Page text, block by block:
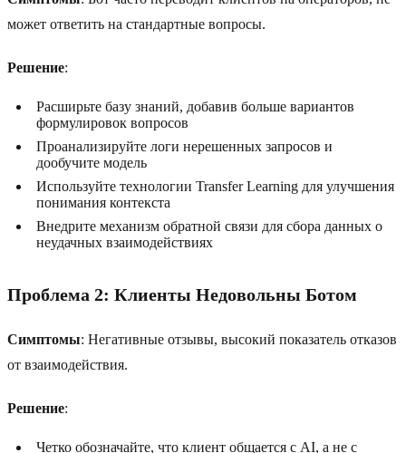
может ответить на стандартные вопросы.
Решение:
Расширьте базу знаний, добавив больше вариантов
формулировок вопросов
Проанализируйте логи нерешенных запросов и
дообучите модель
Используйте технологии Transfer Learning для улучшения
понимания контекста
Внедрите механизм обратной связи для сбора данных о
неудачных взаимодействиях
Проблема 2: Клиенты Недовольны Ботом
Симптомы: Негативные отзывы, высокий показатель отказов
от взаимодействия.
Решение:
Четко обозначайте, что клиент общается с AI, а не с